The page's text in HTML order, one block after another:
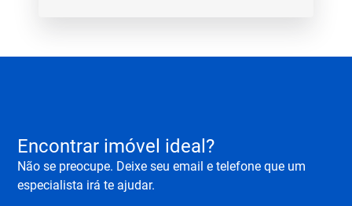
Encontrar imóvel ideal?
Não se preocupe. Deixe seu email e telefone que um
especialista irá te ajudar.